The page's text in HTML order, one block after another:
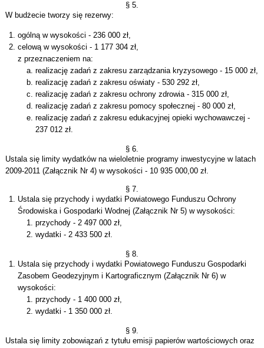
§ 5.
W budżecie tworzy się rezerwy:
ogólną w wysokości - 236 000 zł,
celową w wysokości - 1 177 304 zł,
z przeznaczeniem na:
realizację zadań z zakresu zarządzania kryzysowego - 15 000 zł,
realizację zadań z zakresu oświaty - 530 292 zł,
realizację zadań z zakresu ochrony zdrowia - 315 000 zł,
realizację zadań z zakresu pomocy społecznej - 80 000 zł,
realizację zadań z zakresu edukacyjnej opieki wychowawczej -
237 012 zł.
§ 6.
Ustala się limity wydatków na wieloletnie programy inwestycyjne w latach
2009-2011 (Załącznik Nr 4) w wysokości - 10 935 000,00 zł.
§ 7.
Ustala się przychody i wydatki Powiatowego Funduszu Ochrony
Środowiska i Gospodarki Wodnej (Załącznik Nr 5) w wysokości:
przychody - 2 497 000 zł,
wydatki - 2 433 500 zł.
§ 8.
Ustala się przychody i wydatki Powiatowego Funduszu Gospodarki
Zasobem Geodezyjnym i Kartograficznym (Załącznik Nr 6) w
wysokości:
przychody - 1 400 000 zł,
wydatki - 1 350 000 zł.
§ 9.
Ustala się limity zobowiązań z tytułu emisji papierów wartościowych oraz